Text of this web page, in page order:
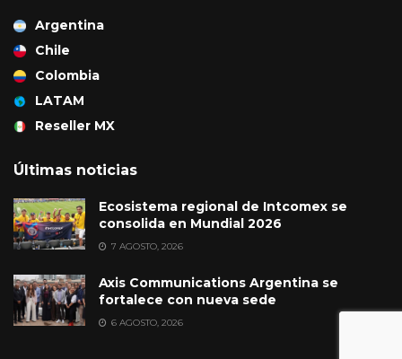
Argentina
Chile
Colombia
LATAM
Reseller MX
Últimas noticias
Ecosistema regional de Intcomex se
consolida en Mundial 2026
7 AGOSTO, 2026
Axis Communications Argentina se
fortalece con nueva sede
6 AGOSTO, 2026